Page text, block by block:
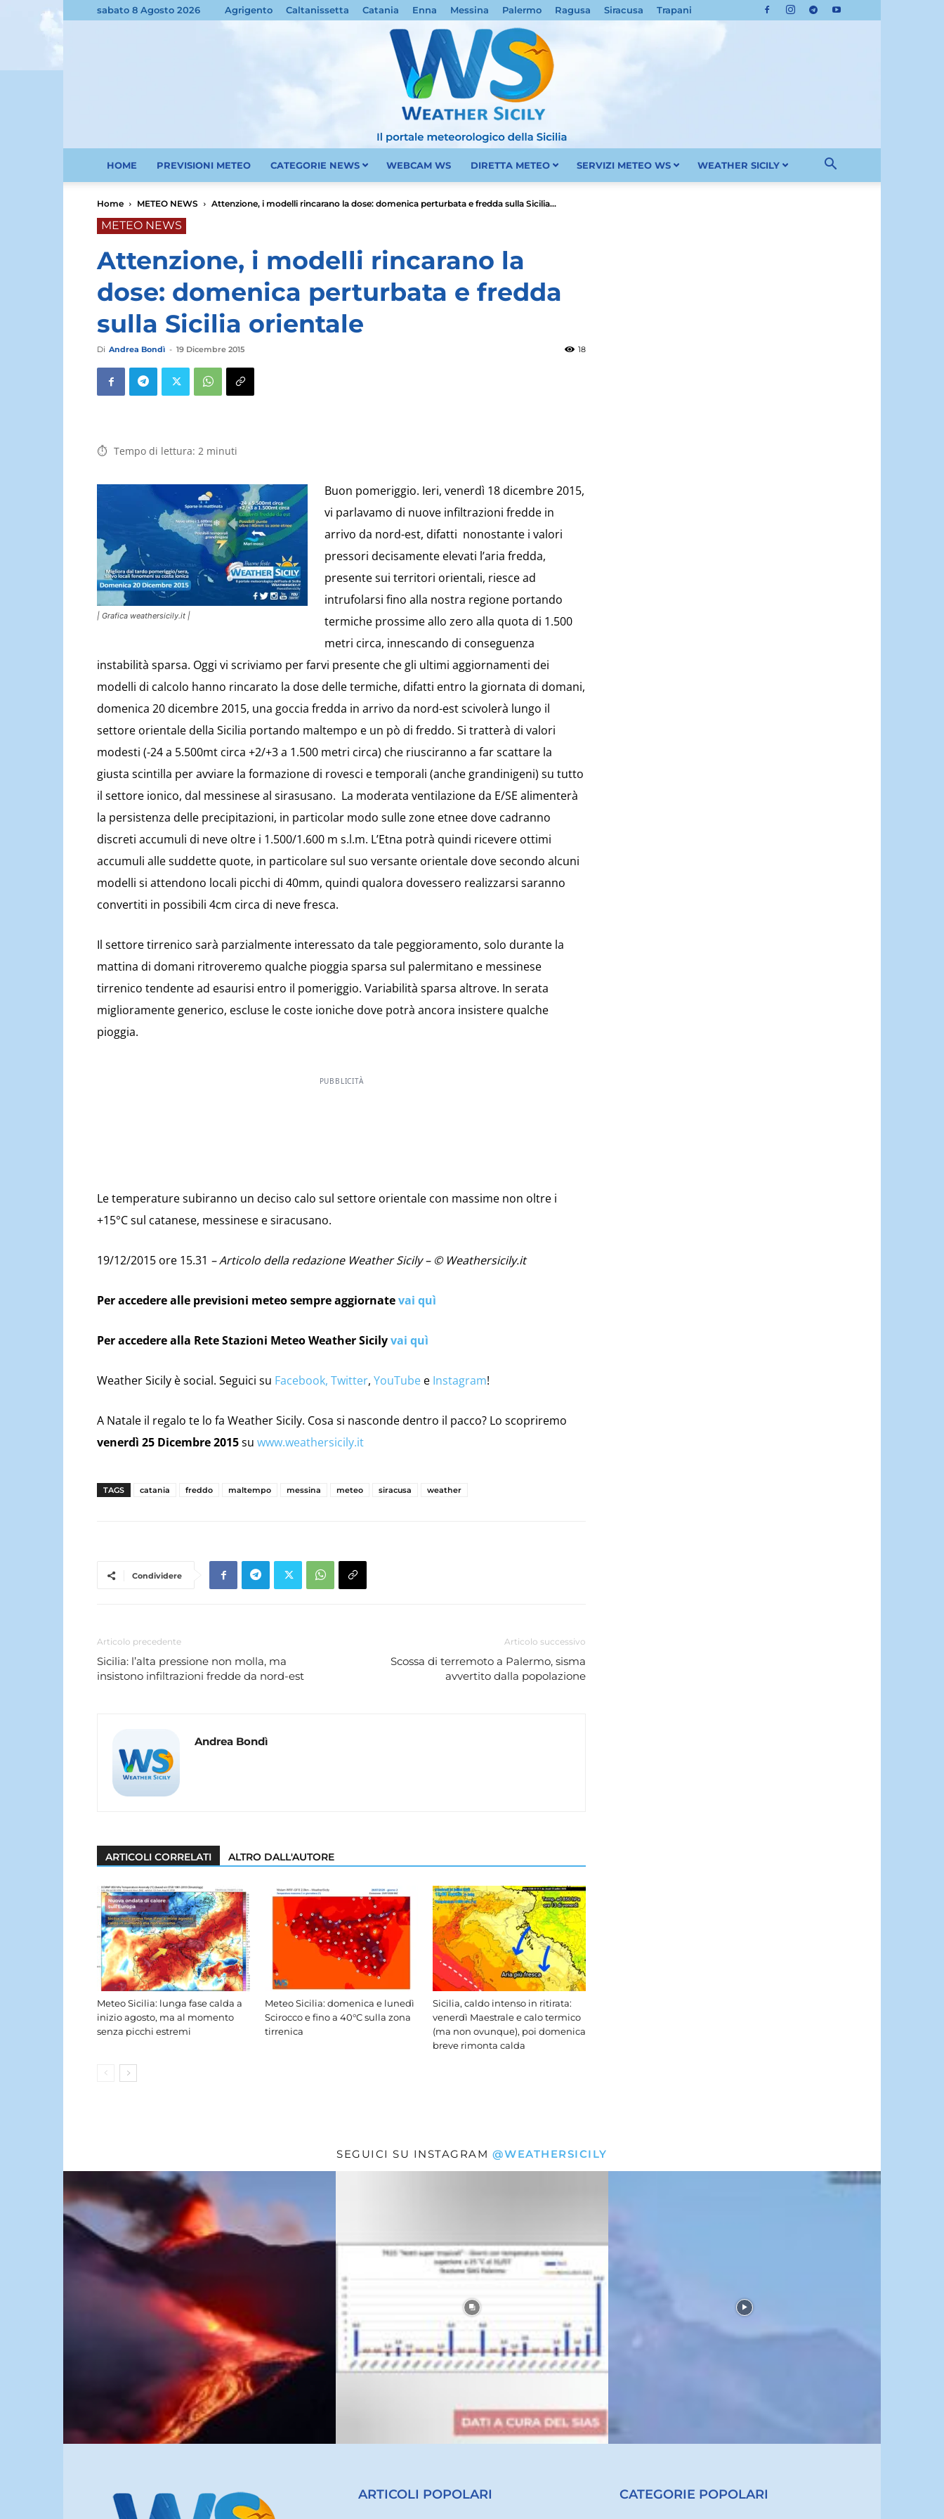
sabato 8 Agosto 2026 Agrigento Caltanissetta Catania Enna Messina Palermo Ragusa Siracusa Trapani
Sicilia
Sicily.it
HOME PREVISIONI METEO CATEGORIE NEWS WEBCAM WS DIRETTA METEO SERVIZI METEO WS WEATHER SICILY
Home METEO NEWS Attenzione, i modelli rincarano la dose: domenica perturbata e fredda sulla Sicilia...
METEO NEWS
Attenzione, i modelli rincarano la
dose: domenica perturbata e fredda
sulla Sicilia orientale
Di Andrea Bondì - 19 Dicembre 2015 18
Tempo di lettura: 2 minuti
| Grafica weathersicily.it |
Buon pomeriggio. Ieri, venerdì 18 dicembre 2015,
vi parlavamo di nuove infiltrazioni fredde in
arrivo da nord-est, difatti nonostante i valori
pressori decisamente elevati l’aria fredda,
presente sui territori orientali, riesce ad
intrufolarsi fino alla nostra regione portando
termiche prossime allo zero alla quota di 1.500
metri circa, innescando di conseguenza
instabilità sparsa. Oggi vi scriviamo per farvi presente che gli ultimi aggiornamenti dei
modelli di calcolo hanno rincarato la dose delle termiche, difatti entro la giornata di domani,
domenica 20 dicembre 2015, una goccia fredda in arrivo da nord-est scivolerà lungo il
settore orientale della Sicilia portando maltempo e un pò di freddo. Si tratterà di valori
modesti (-24 a 5.500mt circa +2/+3 a 1.500 metri circa) che riusciranno a far scattare la
giusta scintilla per avviare la formazione di rovesci e temporali (anche grandinigeni) su tutto
il settore ionico, dal messinese al sirasusano. La moderata ventilazione da E/SE alimenterà
la persistenza delle precipitazioni, in particolar modo sulle zone etnee dove cadranno
discreti accumuli di neve oltre i 1.500/1.600 m s.l.m. L’Etna potrà quindi ricevere ottimi
accumuli alle suddette quote, in particolare sul suo versante orientale dove secondo alcuni
modelli si attendono locali picchi di 40mm, quindi qualora dovessero realizzarsi saranno
convertiti in possibili 4cm circa di neve fresca.
Il settore tirrenico sarà parzialmente interessato da tale peggioramento, solo durante la
mattina di domani ritroveremo qualche pioggia sparsa sul palermitano e messinese
tirrenico tendente ad esaurisi entro il pomeriggio. Variabilità sparsa altrove. In serata
miglioramente generico, escluse le coste ioniche dove potrà ancora insistere qualche
pioggia.
PUBBLICITÀ
Le temperature subiranno un deciso calo sul settore orientale con massime non oltre i
+15°C sul catanese, messinese e siracusano.
19/12/2015 ore 15.31 – Articolo della redazione Weather Sicily – © Weathersicily.it
Per accedere alle previsioni meteo sempre aggiornatevai quì
Per accedere alla Rete Stazioni Meteo Weather Sicilyvai quì
Weather Sicily è social. Seguici su Facebook, Twitter, YouTube e Instagram!
A Natale‬ il regalo te lo fa Weather Sicily. Cosa si nasconde dentro il pacco? Lo scopriremo
venerdì 25 Dicembre 2015su www.weathersicily.it
TAGS catania freddo maltempo messina meteo siracusa weather
Condividere
Articolo precedente
Sicilia: l’alta pressione non molla, ma
insistono infiltrazioni fredde da nord-est
Articolo successivo
Scossa di terremoto a Palermo, sisma
avvertito dalla popolazione
Andrea Bondì
ARTICOLI CORRELATI ALTRO DALL'AUTORE
Meteo Sicilia: lunga fase calda a
inizio agosto, ma al momento
senza picchi estremi
Meteo Sicilia: domenica e lunedì
Scirocco e fino a 40°C sulla zona
tirrenica
Sicilia, caldo intenso in ritirata:
venerdì Maestrale e calo termico
(ma non ovunque), poi domenica
breve rimonta calda
SEGUICI SU INSTAGRAM @WEATHERSICILY
ARTICOLI POPOLARI CATEGORIE POPOLARI